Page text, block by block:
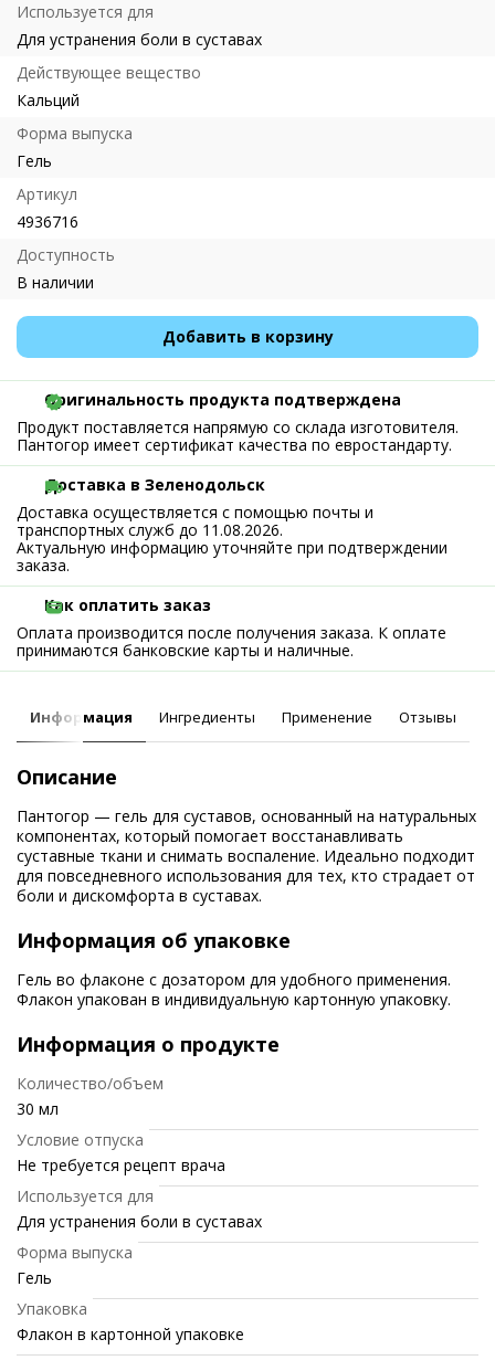
Используется для
Для устранения боли в суставах
Действующее вещество
Кальций
Форма выпуска
Гель
Артикул
4936716
Доступность
В наличии
Добавить в корзину
Оригинальность продукта подтверждена
Продукт поставляется напрямую со склада изготовителя.
Пантогор имеет сертификат качества по евростандарту.
Доставка в Зеленодольск
Доставка осуществляется с помощью почты и
транспортных служб до 11.08.2026.
Актуальную информацию уточняйте при подтверждении
заказа.
Как оплатить заказ
Оплата производится после получения заказа. К оплате
принимаются банковские карты и наличные.
Информация Ингредиенты Применение Отзывы
Описание
Пантогор — гель для суставов, основанный на натуральных
компонентах, который помогает восстанавливать
суставные ткани и снимать воспаление. Идеально подходит
для повседневного использования для тех, кто страдает от
боли и дискомфорта в суставах.
Информация об упаковке
Гель во флаконе с дозатором для удобного применения.
Флакон упакован в индивидуальную картонную упаковку.
Информация о продукте
Количество/объем
30 мл
Условие отпуска
Не требуется рецепт врача
Используется для
Для устранения боли в суставах
Форма выпуска
Гель
Упаковка
Флакон в картонной упаковке